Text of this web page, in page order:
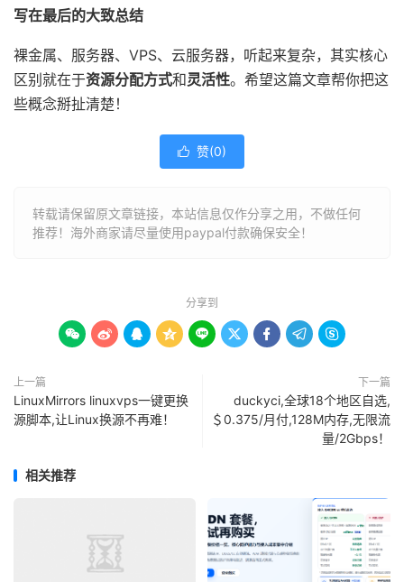
写在最后的大致总结
裸金属、服务器、VPS、云服务器，听起来复杂，其实核心
区别就在于资源分配方式和灵活性。希望这篇文章帮你把这
些概念掰扯清楚！
 赞(0)
转载请保留原文章链接，本站信息仅作分享之用，不做任何
推荐！海外商家请尽量使用paypal付款确保安全！
分享到
        
上一篇
LinuxMirrors linuxvps一键更换
源脚本,让Linux换源不再难！
下一篇
duckyci,全球18个地区自选,
＄0.375/月付,128M内存,无限流
量/2Gbps！
相关推荐